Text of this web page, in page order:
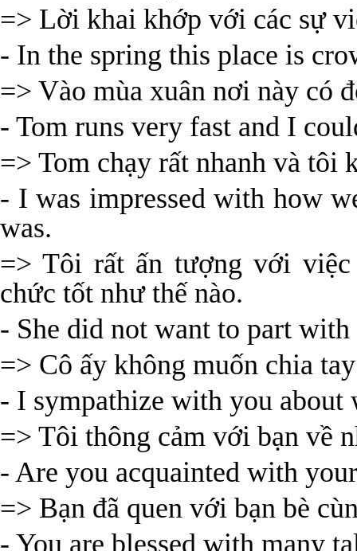
=> Lời khai khớp với các sự
- In the spring this place is
=> Vào mùa xuân nơi này có
- Tom runs very fast and I
=> Tom chạy rất nhanh và tôi
- I was impressed with how
was.
=> Tôi rất ấn tượng với
chức tốt như thế nào.
- She did not want to part
=> Cô ấy không muốn chia
- I sympathize with you about
=> Tôi thông cảm với bạn về
- Are you acquainted with
=> Bạn đã quen với bạn bè
- You are blessed with many